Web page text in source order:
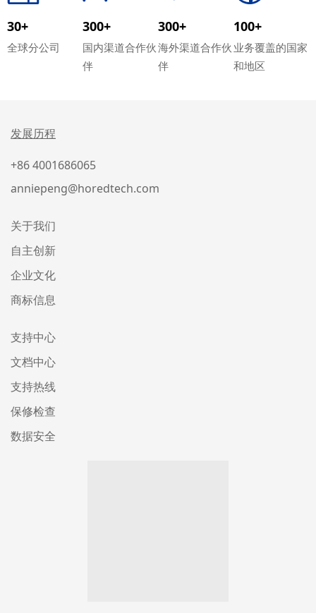
30+
全球分公司
300+
国内渠道合作伙
伴
300+
海外渠道合作伙
伴
100+
业务覆盖的国家
和地区
发展历程
+86 4001686065
anniepeng@horedtech.com
关于我们
自主创新
企业文化
商标信息
支持中心
文档中心
支持热线
保修检查
数据安全